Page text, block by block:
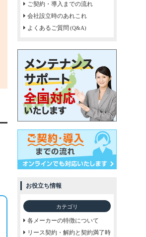
ご契約・導入までの流れ
会社設立時のあれこれ
よくあるご質問 (Q&A)
お役立ち情報
カテゴリ
各メーカーの特徴について
リース契約・解約と契約満了時